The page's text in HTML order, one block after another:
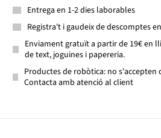
Entrega en 1-2 dies laborables
Registra't i gaudeix de descomptes
Enviament gratuït a partir de 19€ en
de text, joguines i papereria.
Productes de robòtica: no
Contacta amb atenció al client